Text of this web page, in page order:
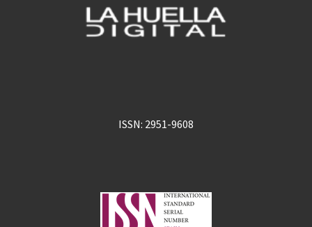
ISSN: 2951-9608